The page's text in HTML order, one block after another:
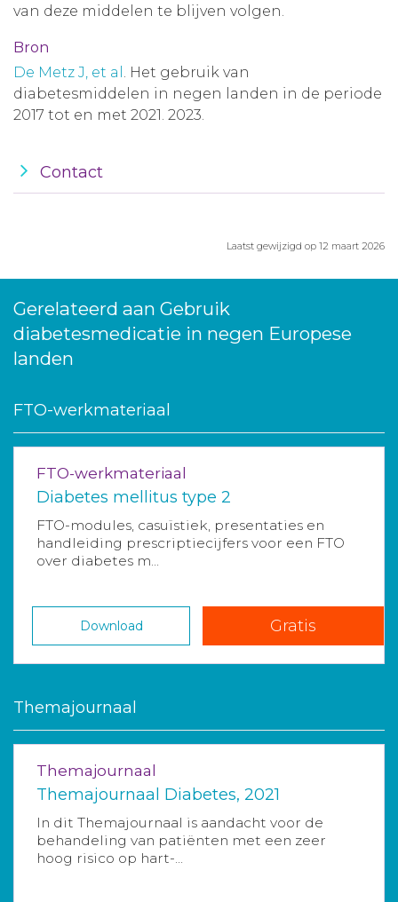
van deze middelen te blijven volgen.
Bron
De Metz J, et al . Het gebruik van
diabetesmiddelen in negen landen in de periode
2017 tot en met 2021. 2023.
Contact
Laatst gewijzigd op 12 maart 2026
Gerelateerd aan Gebruik
diabetesmedicatie in negen Europese
landen
FTO-werkmateriaal
FTO-werkmateriaal
Diabetes mellitus type 2
FTO-modules, casuïstiek, presentaties en
handleiding prescriptiecijfers voor een FTO
over diabetes m...
Download Gratis
Themajournaal
Themajournaal
Themajournaal Diabetes, 2021
In dit Themajournaal is aandacht voor de
behandeling van patiënten met een zeer
hoog risico op hart-...